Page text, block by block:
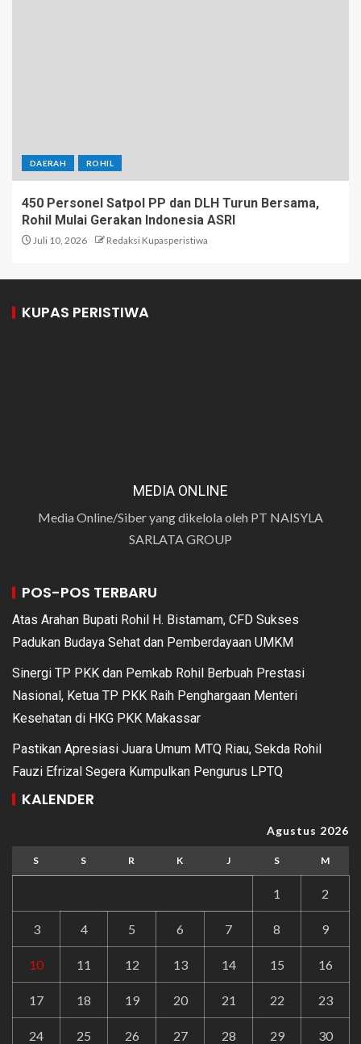
DAERAH ROHIL
450 Personel Satpol PP dan DLH Turun Bersama,
Rohil Mulai Gerakan Indonesia ASRI
Juli 10, 2026 Redaksi Kupasperistiwa
KUPAS PERISTIWA
MEDIA ONLINE
Media Online/Siber yang dikelola oleh PT NAISYLA
SARLATA GROUP
POS-POS TERBARU
Atas Arahan Bupati Rohil H. Bistamam, CFD Sukses
Padukan Budaya Sehat dan Pemberdayaan UMKM
Sinergi TP PKK dan Pemkab Rohil Berbuah Prestasi
Nasional, Ketua TP PKK Raih Penghargaan Menteri
Kesehatan di HKG PKK Makassar
Pastikan Apresiasi Juara Umum MTQ Riau, Sekda Rohil
Fauzi Efrizal Segera Kumpulkan Pengurus LPTQ
KALENDER
Agustus 2026
S S R K J S M
1 2
3 4 5 6 7 8 9
10 11 12 13 14 15 16
17 18 19 20 21 22 23
24 25 26 27 28 29 30